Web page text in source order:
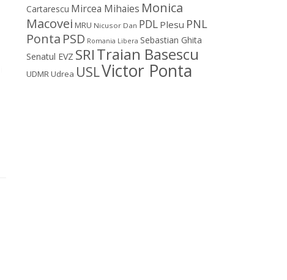
Cartarescu Mircea Mihaies Monica
Macovei MRU Nicusor Dan PDL Plesu PNL
Ponta PSD Romania Libera Sebastian Ghita
Senatul EVZ SRITraian Basescu
UDMRUdrea USLVictor Ponta